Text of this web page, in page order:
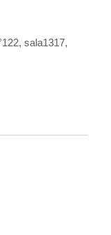
sala1317,